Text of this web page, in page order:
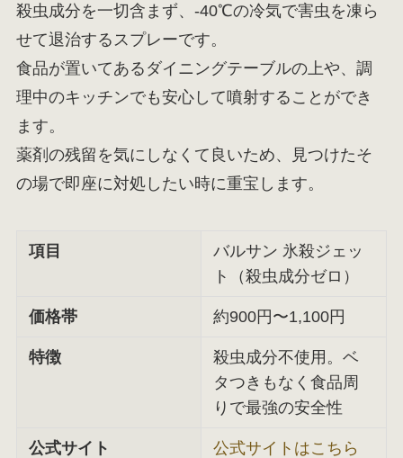
殺虫成分を一切含まず、-40℃の冷気で害虫を凍ら
せて退治するスプレーです。
食品が置いてあるダイニングテーブルの上や、調
理中のキッチンでも安心して噴射することができ
ます。
薬剤の残留を気にしなくて良いため、見つけたそ
の場で即座に対処したい時に重宝します。
項目
バルサン 氷殺ジェッ
ト（殺虫成分ゼロ）
価格帯 約900円〜1,100円
特徴
殺虫成分不使用。ベ
タつきもなく食品周
りで最強の安全性
公式サイト 公式サイトはこちら